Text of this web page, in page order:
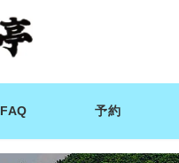
FAQ 予約